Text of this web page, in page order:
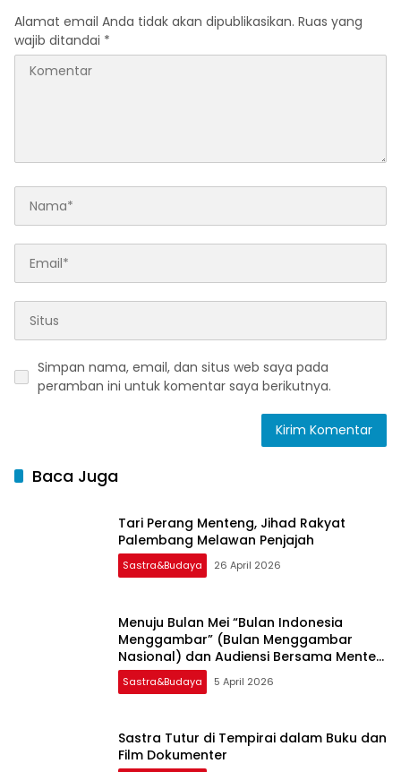
Alamat email Anda tidak akan dipublikasikan. Ruas yang
wajib ditandai *
Simpan nama, email, dan situs web saya pada
peramban ini untuk komentar saya berikutnya.
Baca Juga
Tari Perang Menteng, Jihad Rakyat
Palembang Melawan Penjajah
Sastra&Budaya 26 April 2026
Menuju Bulan Mei “Bulan Indonesia
Menggambar” (Bulan Menggambar
Nasional) dan Audiensi Bersama Menteri
Kebudayaan Republik Indonesia
Sastra&Budaya 5 April 2026
Sastra Tutur di Tempirai dalam Buku dan
Film Dokumenter